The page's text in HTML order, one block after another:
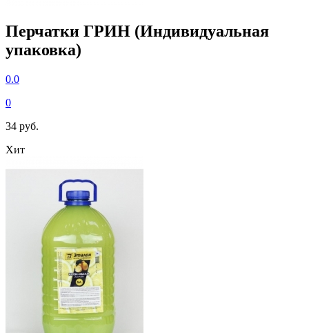
Перчатки ГРИН (Индивидуальная
упаковка)
0.0
0
34 руб.
Хит